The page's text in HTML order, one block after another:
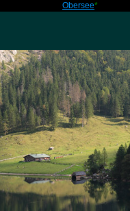
Obersee*